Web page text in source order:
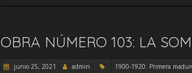
OBRA NÚMERO 103: LA
junio 25, 2021 admin 1900-1920: Primera